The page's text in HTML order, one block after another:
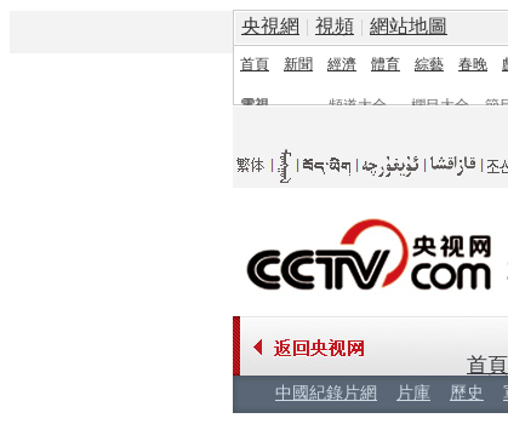
央視網 | 視頻 | 網站地圖
首頁 新聞 經濟 體育 綜藝 春晚
電視 頻道大全 欄目大全 節
首頁
中國紀錄片網 片庫 歷史